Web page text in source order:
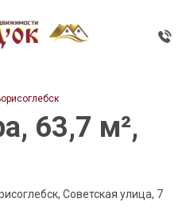
63,7 м²,
Советская улица, 7